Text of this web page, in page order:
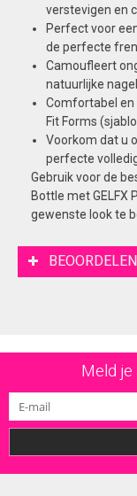
verstevigen en
Perfect voor
de perfecte
Camoufleert
natuurlijke nagel.
Comfortabel en
Fit Forms
Voorkom dat u
perfecte
Gebruik voor de
Bottle met GELFX
gewenste look te
BEOORDELEN
Meld je